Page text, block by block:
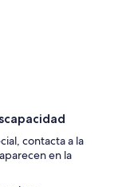
contacta a la
en la